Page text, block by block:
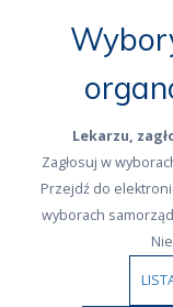
Lekarzu,
Zagłosuj w
Przejdź do
wyborach